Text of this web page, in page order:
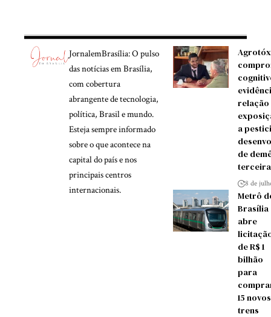
JornalemBrasília: O pulso
das notícias em Brasília,
com cobertura
abrangente de tecnologia,
política, Brasil e mundo.
Esteja sempre informado
sobre o que acontece na
capital do país e nos
principais centros
internacionais.
a
de
8 de
Metrô
Brasília
abre
de R$ 1
bilhão
para
15 novos
trens